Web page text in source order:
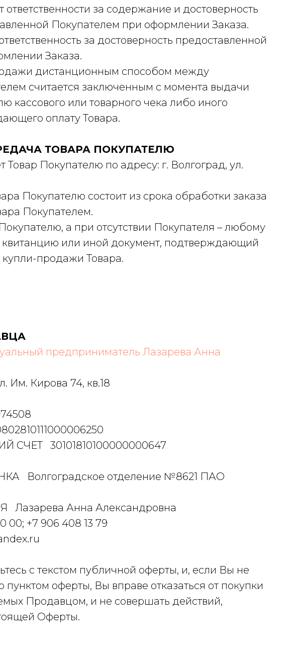
за содержание и достоверность
Покупателем при оформлении Заказа.
за достоверность предоставленной
Заказа.
дистанционным способом между
считается заключенным с момента выдачи
кассового или товарного чека либо иного
оплату Товара.
ТОВАРА ПОКУПАТЕЛЮ
Товар Покупателю по адресу: г. Волгоград, ул.
Покупателю состоит из срока обработки заказа
Покупателем.
а при отсутствии Покупателя – любому
или иной документ, подтверждающий
продажи Товара.
предприниматель Лазарева Анна
Им. Кирова 74, кв.18
30101810100000000647
Волгоградское отделение №8621 ПАО
Анна Александровна
00; +7 906 408 13 79
с текстом публичной оферты, и, если Вы не
пунктом оферты, Вы вправе отказаться от покупки
Продавцом, и не совершать действий,
Оферты.